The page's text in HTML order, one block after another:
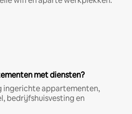
met diensten?
ingerichte appartementen,
bedrijfshuisvesting en